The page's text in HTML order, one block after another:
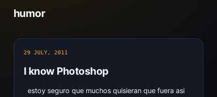
humor
29 JULY, 2011
I know Photoshop
estoy seguro que muchos quisieran que fuera asi